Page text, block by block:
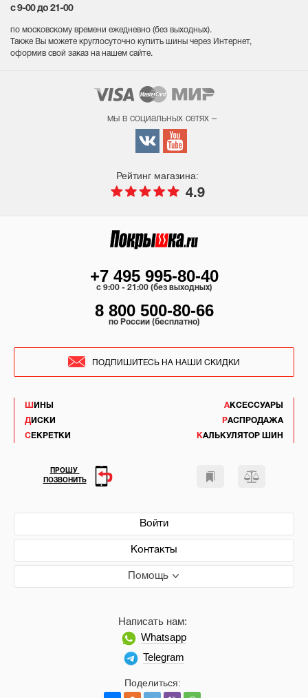
с 9-00 до 21-00
по московскому времени ежедневно (без выходных).
Также Вы можете круглосуточно купить шины через Интернет,
оформив свой заказ на нашем сайте.
мы в социальных сетях –
Рейтинг магазина:
4.9
ШИНЫ
ДИСКИ
СЕКРЕТКИ
АКСЕССУАРЫ
РАСПРОДАЖА
КАЛЬКУЛЯТОР ШИН
Войти
Контакты
Помощь
Поделиться:
Написать нам:
Whatsapp
Telegram
+7 495 995-80-40
c 9:00 - 21:00 (без выходных)
8 800 500-80-66
по России (бесплатно)
ПОДПИШИТЕСЬ НА НАШИ СКИДКИ
ПРОШУ
ПОЗВОНИТЬ